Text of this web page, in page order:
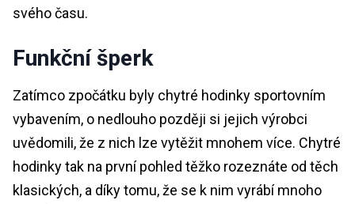
svého času.
Funkční šperk
Zatímco zpočátku byly chytré hodinky sportovním
vybavením, o nedlouho později si jejich výrobci
uvědomili, že z nich lze vytěžit mnohem více. Chytré
hodinky tak na první pohled těžko rozeznáte od těch
klasických, a díky tomu, že se k nim vyrábí mnoho